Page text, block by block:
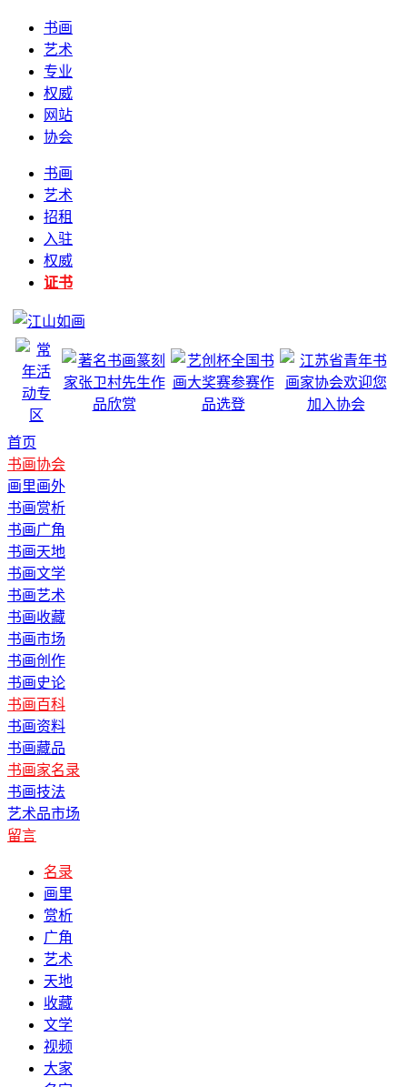
书画
艺术
专业
权威
网站
协会
书画
艺术
招租
入驻
权威
证书
首页
书画协会
画里画外
书画赏析
书画广角
书画天地
书画文学
书画艺术
书画收藏
书画市场
书画创作
书画史论
书画百科
书画资料
书画藏品
书画家名录
书画技法
艺术品市场
留言
名录
画里
赏析
广角
艺术
天地
收藏
文学
视频
大家